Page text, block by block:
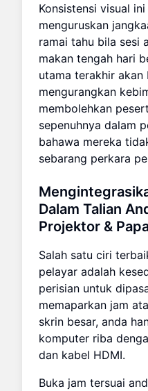
Konsistensi visual
menguruskan
ramai tahu bila sesi
makan tengah hari
utama terakhir akan
mengurangkan
membolehkan
sepenuhnya dalam
bahawa mereka
sebarang perkara
Dalam Talian
Projektor &
Salah satu ciri
pelayar adalah
perisian untuk
memaparkan jam
skrin besar, anda
komputer riba
dan kabel HDMI.
Buka jam tersuai